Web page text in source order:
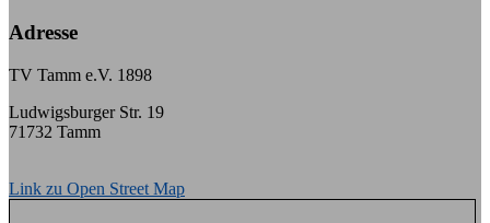
Adresse
TV Tamm e.V. 1898
Ludwigsburger Str. 19
71732 Tamm
Link zu Open Street Map